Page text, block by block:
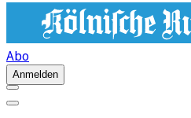
Abo
Anmelden